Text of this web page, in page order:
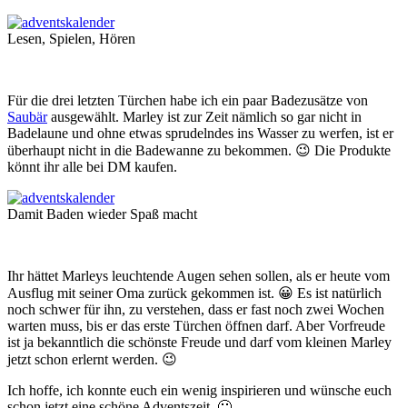
Lesen, Spielen, Hören
Für die drei letzten Türchen habe ich ein paar Badezusätze von
Saubärausgewählt. Marley ist zur Zeit nämlich so gar nicht in
Badelaune und ohne etwas sprudelndes ins Wasser zu werfen, ist er
überhaupt nicht in die Badewanne zu bekommen. 😉 Die Produkte
könnt ihr alle bei DM kaufen.
Damit Baden wieder Spaß macht
Ihr hättet Marleys leuchtende Augen sehen sollen, als er heute vom
Ausflug mit seiner Oma zurück gekommen ist. 😀 Es ist natürlich
noch schwer für ihn, zu verstehen, dass er fast noch zwei Wochen
warten muss, bis er das erste Türchen öffnen darf. Aber Vorfreude
ist ja bekanntlich die schönste Freude und darf vom kleinen Marley
jetzt schon erlernt werden. 😉
Ich hoffe, ich konnte euch ein wenig inspirieren und wünsche euch